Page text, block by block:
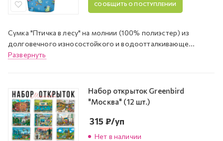
СООБЩИТЬ О ПОСТУПЛЕНИИ
Сумка "Птичка в лесу" на молнии (100% полиэстер) из
долговечного износостойкого и водоотталкивающе...
Развернуть
Набор открыток Greenbird
"Москва" (12 шт.)
Нет в наличии
315 ₽/уп